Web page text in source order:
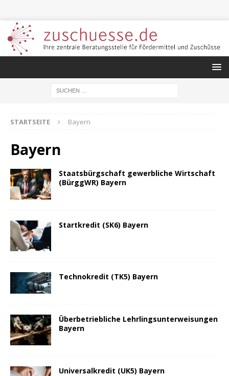
STARTSEITE Bayern
Bayern
Staatsbürgschaft gewerbliche Wirtschaft
(BürggWR) Bayern
Startkredit (SK6) Bayern
Technokredit (TK5) Bayern
Überbetriebliche Lehrlingsunterweisungen
Bayern
Universalkredit (UK5) Bayern